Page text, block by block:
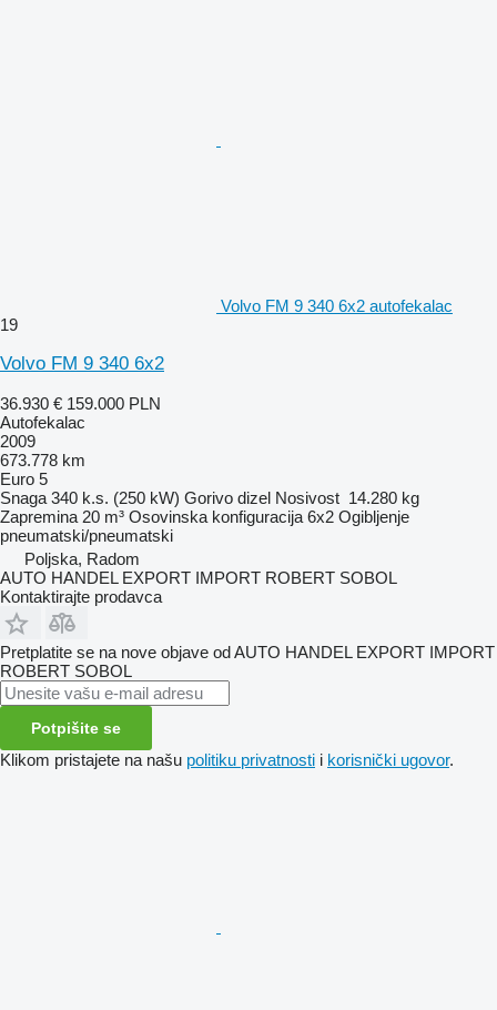
Volvo FM 9 340 6x2 autofekalac
19
Volvo FM 9 340 6x2
36.930 € 159.000 PLN
Autofekalac
2009
673.778 km
Euro 5
Snaga 340 k.s. (250 kW) Gorivo dizel Nosivost 14.280 kg
Zapremina 20 m³ Osovinska konfiguracija 6x2 Ogibljenje
pneumatski/pneumatski
Poljska, Radom
AUTO HANDEL EXPORT IMPORT ROBERT SOBOL
Kontaktirajte prodavca
Pretplatite se na nove objave od AUTO HANDEL EXPORT IMPORT
ROBERT SOBOL
Potpišite se
Klikom pristajete na našu politiku privatnosti i korisnički ugovor.